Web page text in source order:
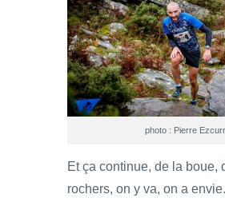
photo : Pierre
Et ça continue, de la boue,
rochers, on y va, on a